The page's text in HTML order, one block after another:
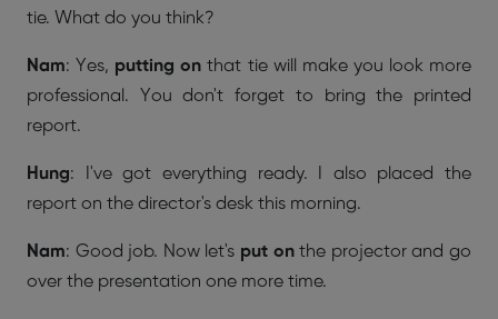
tie. What do you think?
Nam: Yes, putting on that tie will make you look more
professional. You don't forget to bring the printed
report.
Hung: I've got everything ready. I also placed the
report on the director's desk this morning.
Nam: Good job. Now let's put onthe projector and go
over the presentation one more time.